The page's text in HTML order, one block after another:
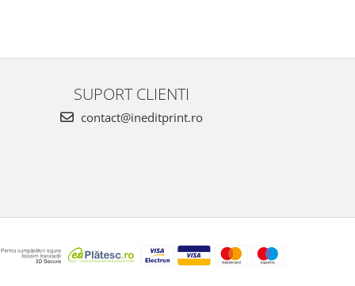
SUPORT CLIENTI
contact@ineditprint.ro